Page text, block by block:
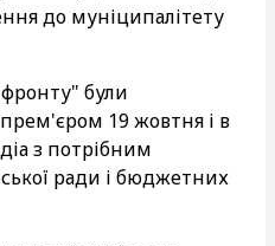
до муніципалітету
були
19 жовтня і в
з потрібним
ради і бюджетних